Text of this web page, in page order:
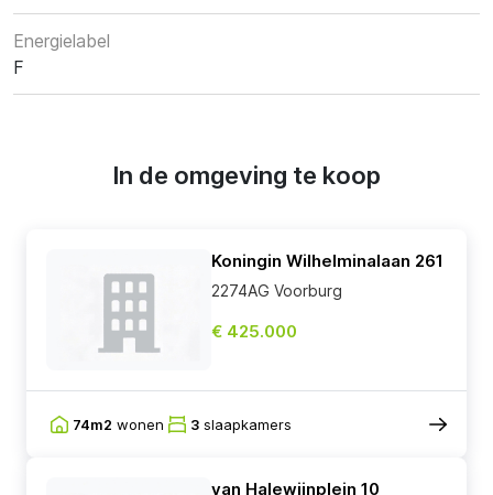
Energielabel
F
In de omgeving te koop
Koningin Wilhelminalaan 261
2274AG Voorburg
€ 425.000
74m2 wonen 3 slaapkamers
van Halewijnplein 10